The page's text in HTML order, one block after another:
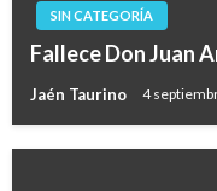
SIN CATEGORÍA
Fallece Don Juan
Jaén Taurino 4